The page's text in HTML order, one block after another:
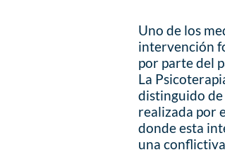
Uno de los
intervención
por parte del
La
distinguido
realizada por
donde esta
una